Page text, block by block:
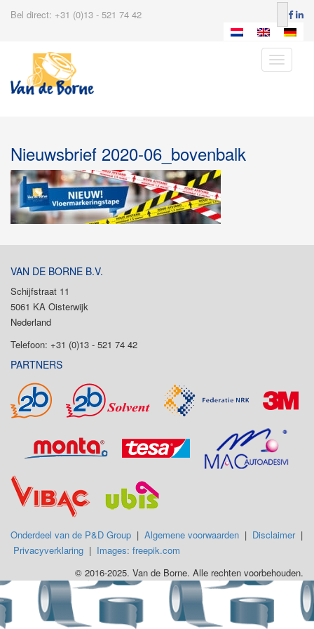
Bel direct: +31 (0)13 - 521 74 42
Toggle
Nieuwsbrief 2020-06_bovenbalk
VAN DE BORNE B.V.
Schijfstraat 11
5061 KA Oisterwijk
Nederland
Telefoon: +31 (0)13 - 521 74 42
PARTNERS
Onderdeel van de P&D Group | Algemene voorwaarden | Disclaimer|
Privacyverklaring | Images: freepik.com
© 2016-2025. Van de Borne. Alle rechten voorbehouden.